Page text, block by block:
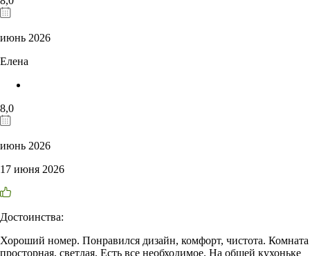
июнь 2026
Елена
8,0
июнь 2026
17 июня 2026
Достоинства:
Хороший номер. Понравился дизайн, комфорт, чистота. Комната
просторная, светлая. Есть все необходимое. На общей кухоньке